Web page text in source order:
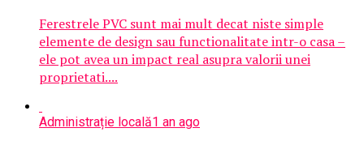
Ferestrele PVC sunt mai mult decat niste simple
elemente de design sau functionalitate intr-o casa –
ele pot avea un impact real asupra valorii unei
proprietati....
Administrație locală1 an ago